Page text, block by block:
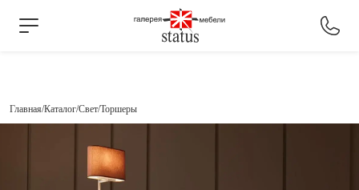
Главная Каталог Свет Торшеры